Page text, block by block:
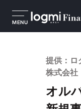
MENU
提供：ロ
株式会社
オル